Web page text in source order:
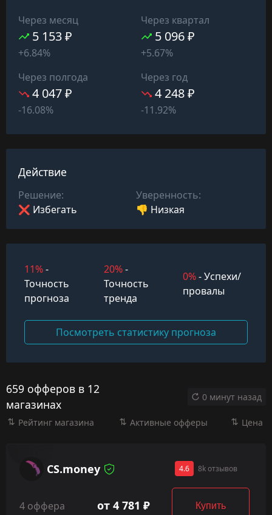
Через месяц
5 153 ₽
+6.84%
Через квартал
5 096 ₽
+5.67%
Через полгода
4 047 ₽
-16.08%
Через год
4 248 ₽
-11.92%
Действие
Решение:
❌ Избегать
Уверенность:
👎 Низкая
11%-
Точность
прогноза
20%-
Точность
тренда
0%- Успехи/
провалы
Посмотреть статистику прогноза
659 офферов в 12
магазинах
0 минут назад
Рейтинг магазина Активные офферы Цена
CS.money 4.6 8k отзывов
4 оффера от 4 781 ₽ Купить